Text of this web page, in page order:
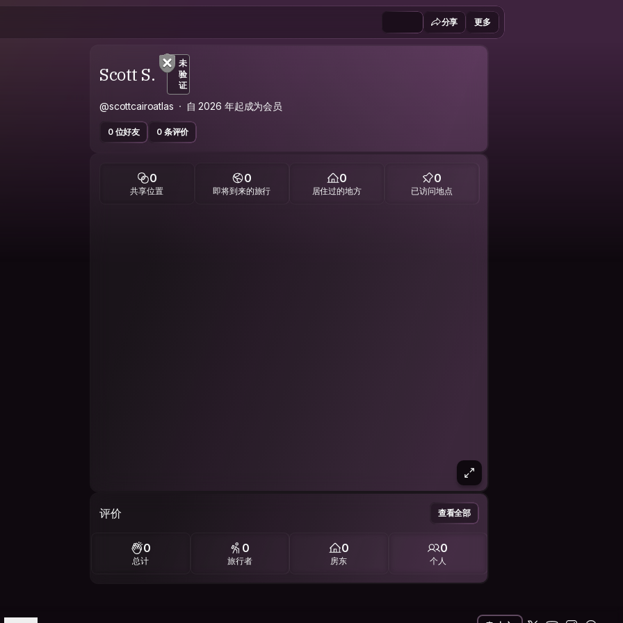
分享 更多
Scott S.
未
验
证
@scottcairoatlas 自 2026 年起成为会员
0 位好友 0 条评价
0
共享位置
0
即将到来的旅行
0
居住过的地方
0
已访问地点
评价 查看全部
0
总计
0
旅行者
0
房东
0
个人